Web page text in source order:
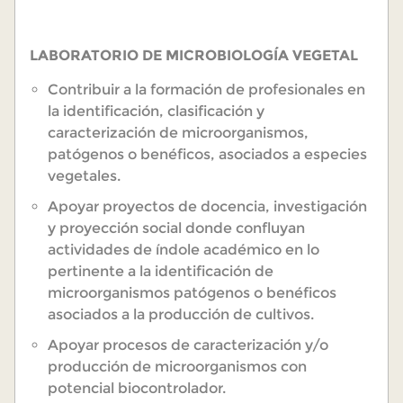
LABORATORIO DE MICROBIOLOGÍA VEGETAL
Contribuir a la formación de profesionales en
la identificación, clasificación y
caracterización de microorganismos,
patógenos o benéficos, asociados a especies
vegetales.
Apoyar proyectos de docencia, investigación
y proyección social donde confluyan
actividades de índole académico en lo
pertinente a la identificación de
microorganismos patógenos o benéficos
asociados a la producción de cultivos.
Apoyar procesos de caracterización y/o
producción de microorganismos con
potencial biocontrolador.